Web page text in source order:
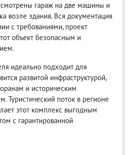
гараж на две машины и
возле здания. Вся документация
с требованиями, проект
объект безопасным и
идеально подходит для
развитой инфраструктурой,
и историческим
Туристический поток в регионе
этот комплекс выгодным
с гарантированной